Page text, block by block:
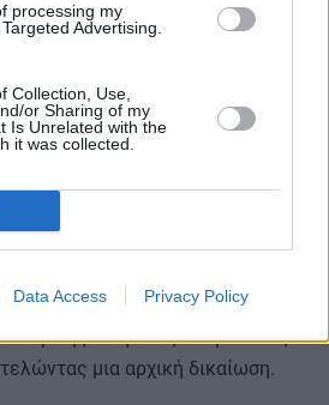
processing my
Advertising.
Collection, Use,
or Sharing of my
Is Unrelated with the
it was collected.
Data Access Privacy Policy
με πελάτες ή παράγονται
σε πελάτες. Η
ακινήτου (μισθίου)
ακινήτου και πριν από την είσοδο
με παροχή υπηρεσιών
της Επικρατείας (ΣτΕ) έκρινε
υπέρ της αιτήσεως ακυρώσεως
μια αρχική δικαίωση.